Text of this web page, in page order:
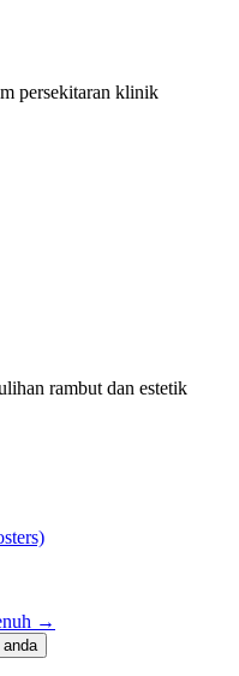
persekitaran klinik
rambut dan estetik
→